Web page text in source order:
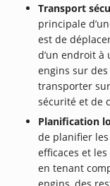
Transport
principale
est de
d’un endroit
engins sur
transporter
sécurité et de
Planification
de planifier
efficaces et
en tenant